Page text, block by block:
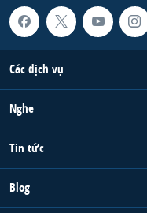
Các dịch vụ
Nghe
Tin tức
Blog